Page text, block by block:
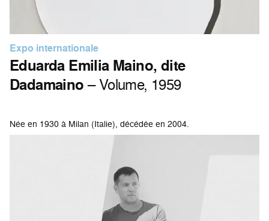
Expo internationale
Eduarda Emilia Maino, dite
Dadamaino– Volume, 1959
Née en 1930 à Milan (Italie), décédée en 2004.